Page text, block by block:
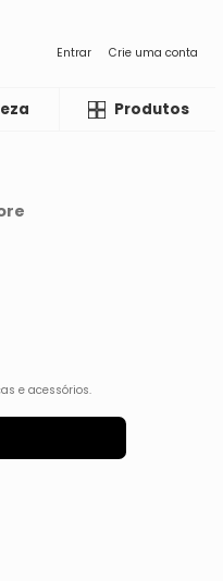
Entrar Crie uma conta
LiquidaProdutos
e acessórios.